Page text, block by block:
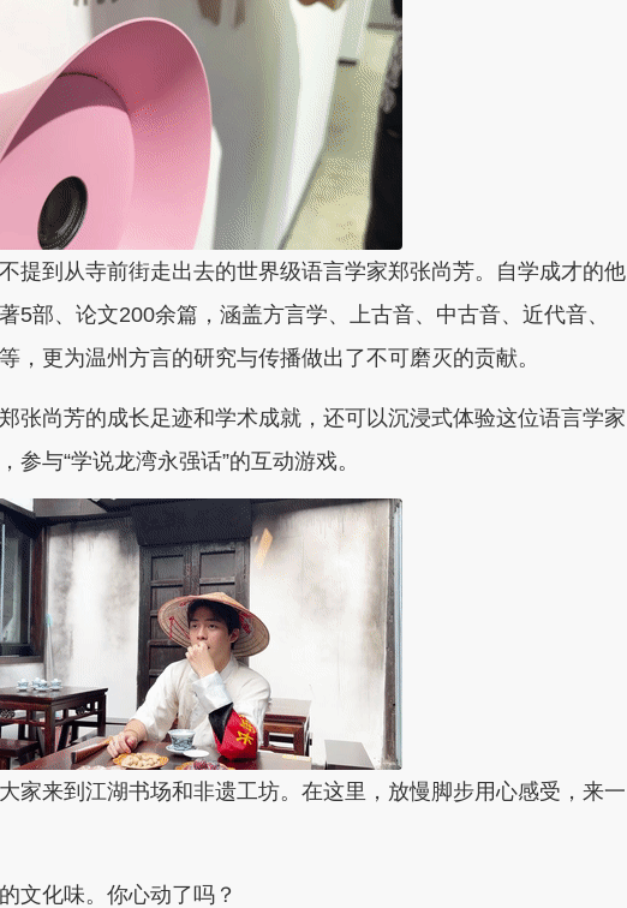
到从寺前街走出去的世界级语言学家郑张尚芳。自学成才的他
5部、论文200余篇， 涵盖方言学、上古音、中古音、近代音、
，更为温州方言的研究与传播做出了不可磨灭的贡献。
尚芳的成长足迹和学术成就，还可以沉浸式体验这位语言学家
与“学说龙湾永强话”的互动游戏。
来到江湖书场和非遗工坊。在这里，放慢脚步用心感受，来一
化味。你心动了吗？